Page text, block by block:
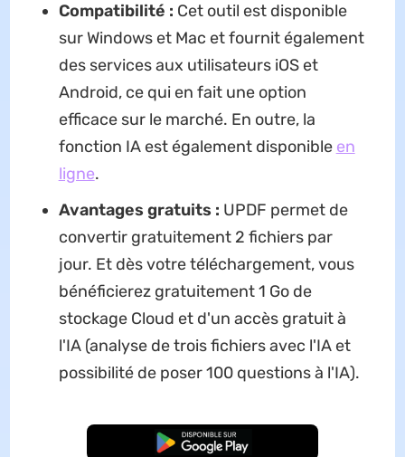
Compatibilité : Cet outil est disponible
sur Windows et Mac et fournit également
des services aux utilisateurs iOS et
Android, ce qui en fait une option
efficace sur le marché. En outre, la
fonction IA est également disponible en
ligne.
Avantages gratuits : UPDF permet de
convertir gratuitement 2 fichiers par
jour. Et dès votre téléchargement, vous
bénéficierez gratuitement 1 Go de
stockage Cloud et d'un accès gratuit à
l'IA (analyse de trois fichiers avec l'IA et
possibilité de poser 100 questions à l'IA).
TÉLÉCHARGER